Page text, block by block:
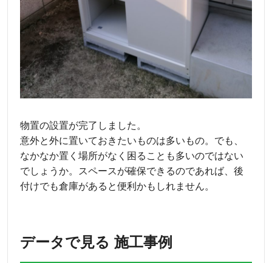
物置の設置が完了しました。
意外と外に置いておきたいものは多いもの。でも、
なかなか置く場所がなく困ることも多いのではない
でしょうか。スペースが確保できるのであれば、後
付けでも倉庫があると便利かもしれません。
データで見る 施工事例